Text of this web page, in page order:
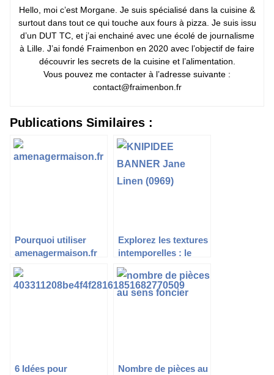
Hello, moi c’est Morgane. Je suis spécialisé dans la cuisine &
surtout dans tout ce qui touche aux fours à pizza. Je suis issu
d’un DUT TC, et j’ai enchainé avec une écolé de journalisme
à Lille. J’ai fondé Fraimenbon en 2020 avec l’objectif de faire
découvrir les secrets de la cuisine et l’alimentation.
Vous pouvez me contacter à l’adresse suivante :
contact@fraimenbon.fr
Publications Similaires :
Pourquoi utiliser
amenagermaison.fr
pour vos projets
d’aménagement ?
Explorez les textures
intemporelles : le
charme du tissu lin et
l’élégance du satin
6 Idées pour
Nombre de pièces au